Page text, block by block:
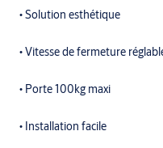
• Solution esthétique
• Vitesse de fermeture
• Porte 100kg maxi
• Installation facile